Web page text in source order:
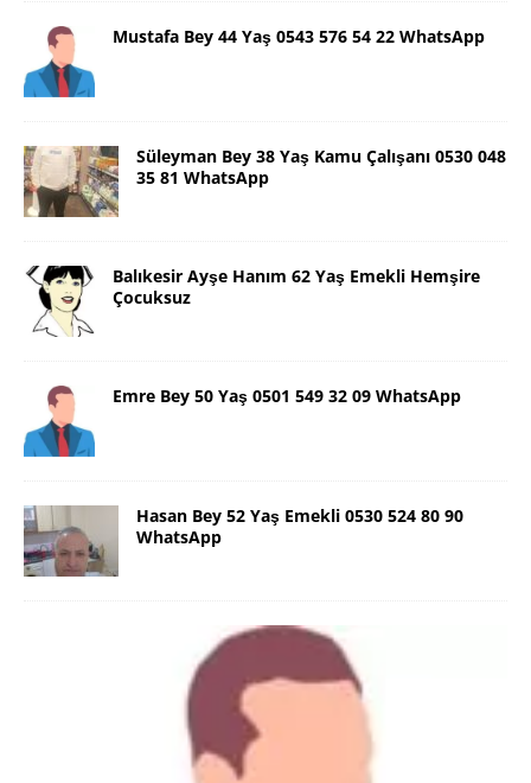
Mustafa Bey 44 Yaş 0543 576 54 22 WhatsApp
Süleyman Bey 38 Yaş Kamu Çalışanı 0530 048
35 81 WhatsApp
Balıkesir Ayşe Hanım 62 Yaş Emekli Hemşire
Çocuksuz
Emre Bey 50 Yaş 0501 549 32 09 WhatsApp
Hasan Bey 52 Yaş Emekli 0530 524 80 90
WhatsApp
Danimarka Mustafa Bey 45 Yaş +45
42 48 17 28 WhatsApp
Lütfen Danimarka dışı aramasın. Selam ben
Danimarka’dan Mustafa 45 yaşında, 1.88 boyunda,